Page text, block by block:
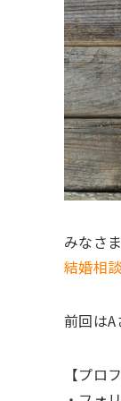
みなさ
結婚相
前回は
【プロ